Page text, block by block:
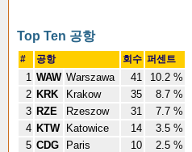
Top Ten 공항
# 공항 회수 퍼센트
1 WAW Warszawa 41
10.2 %
2 KRK Krakow 35
8.7 %
3 RZE Rzeszow 31
7.7 %
4 KTW Katowice 14
3.5 %
5 CDG Paris 10
2.5 %